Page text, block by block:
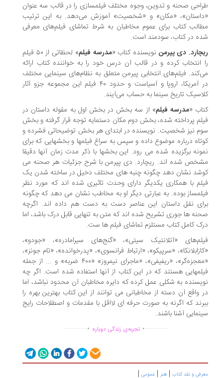
صحنه و تدوین، وجوه مختلف فیلمسازی را در قالب سه عنوان
«مکان» و «شخصیت» آموزش می‌دهد. به این ترتیب
کتاب برای عموم مخاطبان به شرط تماشای فیلم‌های معرفی
در کتاب، سودمند است.
دی پپرمننویسنده کتاب « مدرسه فیلم
» لحظاتی از ۵۰ فیلم
انتخاب کرده و در قالب آن درس‌ خود را به خواننده کتاب ارائه
فیلم‌های انتخابی پیرمن متعلق به نظام‌های سینمایی مختلف
در آمریکا، اروپا و آسیاست و حدود ۴۰ فیلم این مجموعه جزو آثار
تاریخ سینما به حساب می‌آیند.
مدرسه فیلم» از سه بخش در بخش اول به مقوله داستان در
پرداخته شده، بخش دوم مکان دستمایه توجه قرار گرفته و بخش
نیز شخصیت. نویسنده در ابتدای هر بخش توضیحاتی فشرده و
درباره موضوع داده و سپس به سراغ فیلمها و بخشهایی که برای
برگزیده شده می رود. این بخشها با ذکر مدت زمان آنها دقیقا
شده اند. ریچارد. دی پپرمن با شرح جزئیات هر صحنه می
نشان دهد چگونه چنبه های مختلف دخیل در ساخته شدن یک
با همکاری یکدیگر دارای وحدت تاثیری شده اند که مورد نظر
بوده. به عبارتی دیگر او به مخاطب نشان می دهد که چگونه
نقل داستان این عناصر دست به دست هم داده اند. اگرچه
ها جوری تشریح شده اند که متن به تنهایی قابل درک باشد، اما
کامل کتاب مستلزم تماشای فیلم ها ست.
«آتلانتیک سیتی»، «گنج‌های سیرامادره»، «جودو»،
«سرپیکو»، «ارتباط فرانسوی»، «پدرخوانده»، «تام جونز»،
«معجزه‌گر»، «ریفیفی»، «ماجرای نیمروز» «۴۰۰ ضربه» و ... از جمله
هستند که در این کتاب از آنها استفاده شده است. اگر چه
به شکلی عمل کرده که دایره مخاطبان آن محدود نباشد، اما
واقع آن دسته از مخاطبانی می توانند از این کتاب بهترین بهره را
که اگرنه به صورت حرفه ای لااقل با مقدمات و اصطلاحات رایج
آشنا باشند.
............... .تجربه‌ی زندگی دوباره ...............
و نقد کتاب|هنر|عمومی|